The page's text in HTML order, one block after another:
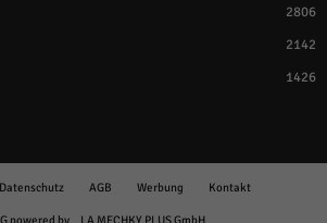
2806
2142
1426
Datenschutz AGB Werbung Kontakt
powered by LA MECHKY PLUS GmbH